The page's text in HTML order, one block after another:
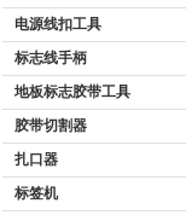
电源线扣工具
标志线手柄
地板标志胶带工具
胶带切割器
扎口器
标签机